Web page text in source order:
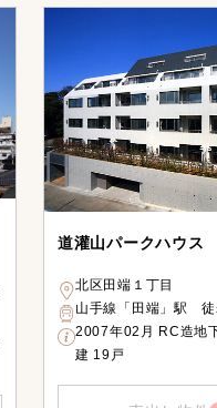
道灌山パークハウス
北区田端１丁目
山手線「田端」駅
2007年02月 RC造地
建 19戸